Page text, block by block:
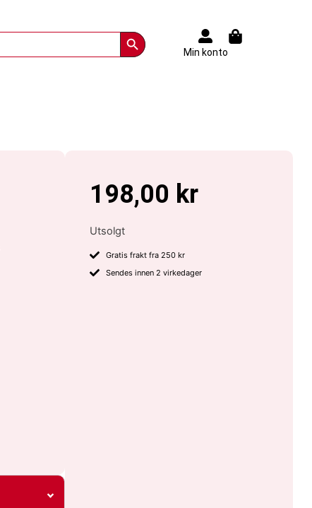
Search Button
Min konto
198,00 kr
Utsolgt
Gratis frakt fra 250 kr
Sendes innen 2 virkedager